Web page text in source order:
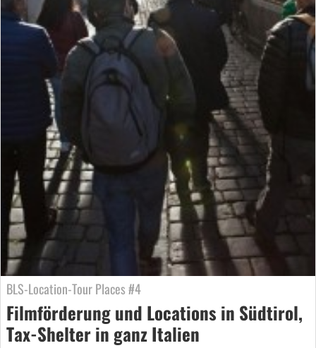
BLS-Location-Tour Places #4
Filmförderung und Locations in Südtirol,
Tax-Shelter in ganz Italien